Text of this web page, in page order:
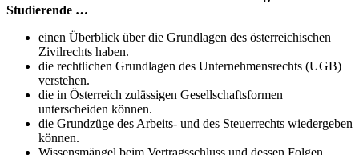
Studierende …
einen Überblick über die Grundlagen des österreichischen
Zivilrechts haben.
die rechtlichen Grundlagen des Unternehmensrechts (UGB)
verstehen.
die in Österreich zulässigen Gesellschaftsformen
unterscheiden können.
die Grundzüge des Arbeits- und des Steuerrechts wiedergeben
können.